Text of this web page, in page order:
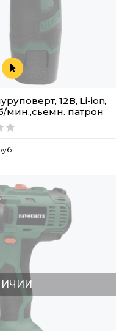
12В, Li-ion,
мин.,сьемн. патрон